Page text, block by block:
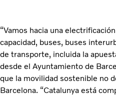
“Vamos hacia una
capacidad, buses, buses
de transporte, incluida la
desde el Ayuntamiento de
que la movilidad sostenible no
Barcelona. “Catalunya está